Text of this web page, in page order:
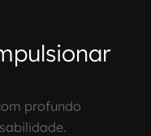
profundo